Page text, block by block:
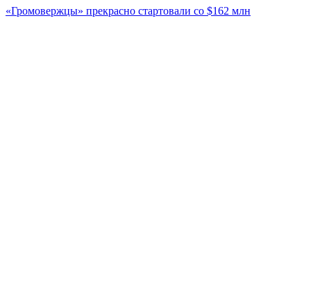
«Громовержцы» прекрасно стартовали со $162 млн